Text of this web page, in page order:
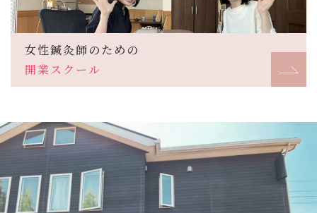
女性鍼灸師のための
開業スクール